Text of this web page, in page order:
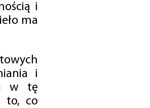
i
ma
i
w tę
to, co